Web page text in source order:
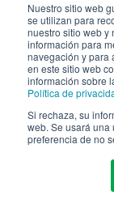
Nuestro sitio web
se utilizan para
nuestro sitio web y
información para
navegación y para
en este sitio web
información sobre
Política de
Si rechaza, su
web. Se usará una
preferencia de no